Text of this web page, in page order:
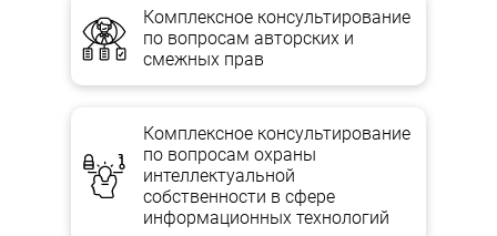
Комплексное консультирование
по вопросам авторских и
смежных прав
Комплексное консультирование
по вопросам охраны
интеллектуальной
собственности в сфере
информационных технологий